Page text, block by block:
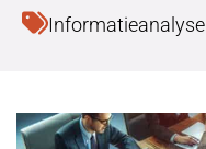
Informatieanalyse